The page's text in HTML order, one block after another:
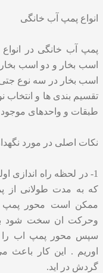
انواع پمپ آب خانگی
پمپ آب خانگی در
اسب بخار و دو اسب
اسب بخار در سه نوع
تقسیم بندی ها و
طبقات و واحدهای
نكات اصلی در مورد
1- در لحظه راه اندازی
که به مدت طولانی از
ممکن است محور پمپ
وحرکت ان سخت شود
سپس محور پمپ اب را
اوریم . این کار
گردش در اید.